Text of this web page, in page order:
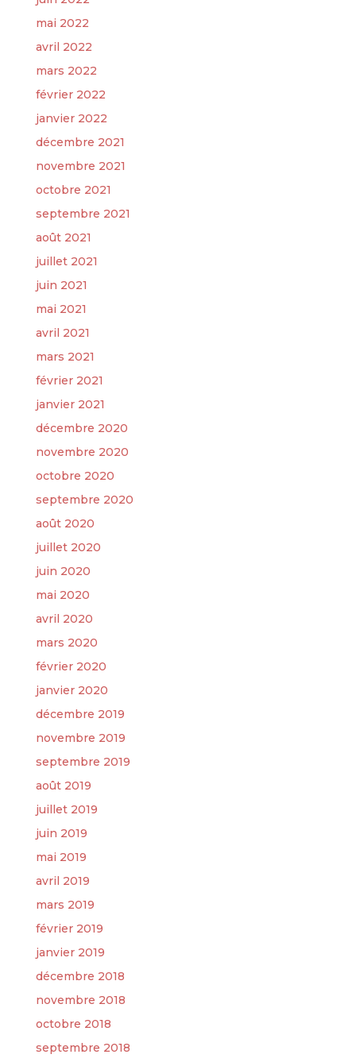
mai 2022
avril 2022
mars 2022
février 2022
janvier 2022
décembre 2021
novembre 2021
octobre 2021
septembre 2021
août 2021
juillet 2021
juin 2021
mai 2021
avril 2021
mars 2021
février 2021
janvier 2021
décembre 2020
novembre 2020
octobre 2020
septembre 2020
août 2020
juillet 2020
juin 2020
mai 2020
avril 2020
mars 2020
février 2020
janvier 2020
décembre 2019
novembre 2019
septembre 2019
août 2019
juillet 2019
juin 2019
mai 2019
avril 2019
mars 2019
février 2019
janvier 2019
décembre 2018
novembre 2018
octobre 2018
septembre 2018